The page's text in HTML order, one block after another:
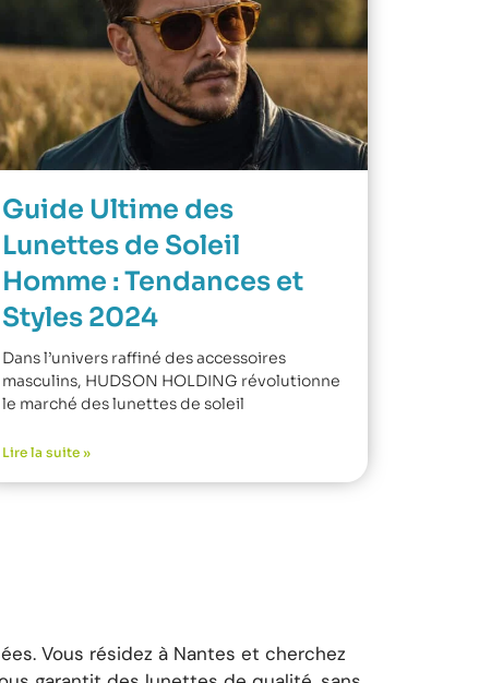
Guide Ultime des
Lunettes de Soleil
Homme : Tendances et
Styles 2024
Dans l’univers raffiné des accessoires
masculins, HUDSON HOLDING révolutionne
le marché des lunettes de soleil
Lire la suite »
Vous résidez à Nantes et cherchez